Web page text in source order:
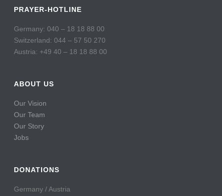
PRAYER-HOTLINE
Germany: 040 – 18 18 88 00
Switzerland: 044 – 57 50 270
Austria: +49 40 – 18 18 88 00
ABOUT US
Our Vision
Our Team
Our Story
Jobs
DONATIONS
Germany / Austria